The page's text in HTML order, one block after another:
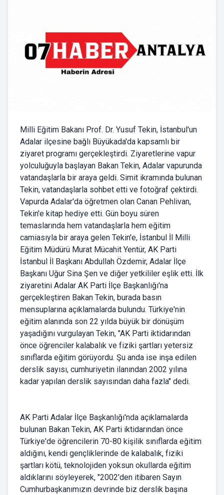
Milli Eğitim Bakanı Prof. Dr. Yusuf Tekin, İstanbul'un
Adalar ilçesine bağlı Büyükada'da kapsamlı bir
ziyaret programı gerçekleştirdi. Ziyaretlerine vapur
yolculuğuyla başlayan Bakan Tekin, Adalar vapurunda
vatandaşlarla bir araya geldi. Simit ikramında bulunan
Tekin, vatandaşlarla sohbet etti ve fotoğraf çektirdi.
Vapurda Adalar'da öğretmen olan Canan Pehlivan,
Tekin'e kitap hediye etti. Gün boyu süren
temaslarında hem vatandaşlarla hem eğitim
camiasıyla bir araya gelen Tekin'e, İstanbul İl Milli
Eğitim Müdürü Murat Mücahit Yentür, AK Parti
İstanbul İl Başkanı Abdullah Özdemir, Adalar İlçe
Başkanı Uğur Sina Şen ve diğer yetkililer eşlik etti. İlk
ziyaretini Adalar AK Parti İlçe Başkanlığı'na
gerçekleştiren Bakan Tekin, burada basın
mensuplarına açıklamalarda bulundu. Türkiye'nin
eğitim alanında son 22 yılda büyük bir dönüşüm
yaşadığını vurgulayan Tekin, "AK Parti iktidarından
önce öğrenciler kalabalık ve fiziki şartları yetersiz
sınıflarda eğitim görüyordu. Şu anda ise inşa edilen
derslik sayısı, cumhuriyetin ilanından 2002 yılına
kadar yapılan derslik sayısından daha fazla" dedi.
AK Parti Adalar İlçe Başkanlığı'nda açıklamalarda
bulunan Bakan Tekin, AK Parti iktidarından önce
Türkiye'de öğrencilerin 70-80 kişilik sınıflarda eğitim
aldığını, kendi gençliklerinde de kalabalık, fiziki
şartları kötü, teknolojiden yoksun okullarda eğitim
aldıklarını söyleyerek, "2002'den itibaren Sayın
Cumhurbaşkanımızın devrinde biz derslik başına